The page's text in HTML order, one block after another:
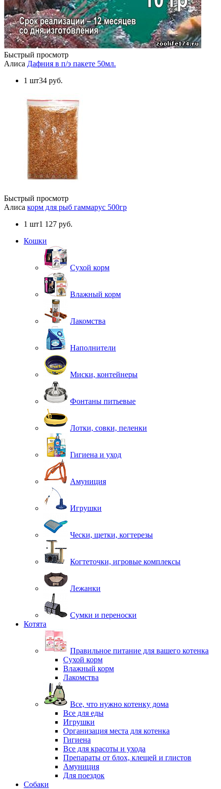
Быстрый просмотр
Алиса Дафния в п/э пакете 50мл.
1 шт34 руб.
Быстрый просмотр
Алиса корм для рыб гаммарус 500гр
1 шт1 127 руб.
Кошки
Сухой корм
Влажный корм
Лакомства
Наполнители
Миски, контейнеры
Фонтаны питьевые
Лотки, совки, пеленки
Гигиена и уход
Амуниция
Игрушки
Чески, щетки, когтерезы
Когтеточки, игровые комплексы
Лежанки
Сумки и переноски
Котята
Правильное питание для вашего котенка
Сухой корм
Влажный корм
Лакомства
Все, что нужно котенку дома
Все для еды
Игрушки
Организация места для котенка
Гигиена
Все для красоты и ухода
Препараты от блох, клещей и глистов
Амуниция
Для поездок
Собаки